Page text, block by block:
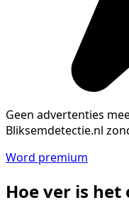
Geen advertenties
Bliksemdetectie.nl
Word premium
Hoe ver is het